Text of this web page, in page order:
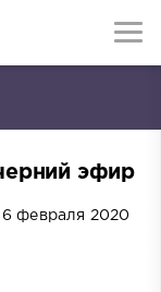
эфир
февраля 2020